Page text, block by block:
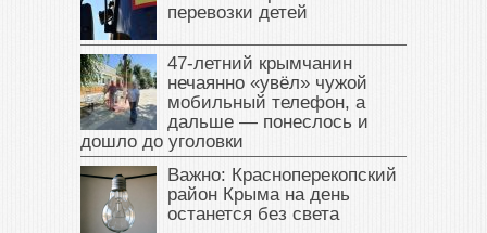
перевозки детей
47‑летний крымчанин
нечаянно «увёл» чужой
мобильный телефон, а
дальше — понеслось и
дошло до уголовки
Важно: Красноперекопский
район Крыма на день
останется без света